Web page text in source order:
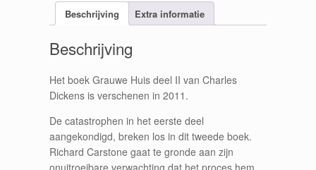
Beschrijving Extra informatie
Beschrijving
Het boek Grauwe Huis deel II van Charles
Dickens is verschenen in 2011.
De catastrophen in het eerste deel
aangekondigd, breken los in dit tweede boek.
Richard Carstone gaat te gronde aan zijn
onuitroeibare verwachting dat het proces hem